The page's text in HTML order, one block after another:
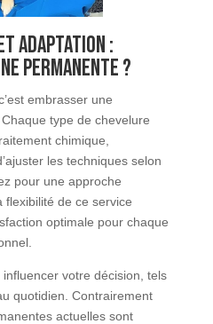
adaptation :
permanente ?
embrasser une
type de chevelure
chimique,
les techniques selon
pour une approche
flexibilité de ce service
optimale pour chaque
influencer votre décision, tels
quotidien. Contrairement
actuelles sont